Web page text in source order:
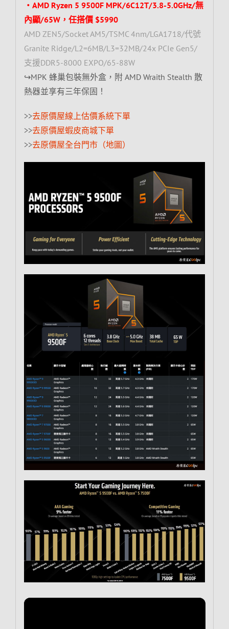
‧AMD Ryzen 5 9500F MPK/6C12T/3.8-5.0GHz/無
內顯/65W，任搭價 $5990
AMD ZEN5/Socket AM5/TSMC 4nm/LGA1718/代號
Granite Ridge/L2=6MB/L3=32MB/24x PCIe Gen5/
支援DDR5-8000 EXPO/65-88W
↪MPK 蜂巢包裝無外盒，附 AMD Wraith Stealth 散
熱器並享有三年保固！
>>去原價屋線上估價系統下單
>>去原價屋蝦皮商城下單
>>去原價屋全台門市（地圖）